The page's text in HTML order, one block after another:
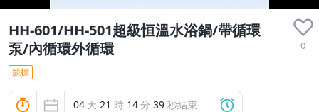
HH-601/HH-501超級恒溫水浴鍋/帶循環
泵/內循環外循環
0
競標
04 天 21 時 14分 38 秒結束